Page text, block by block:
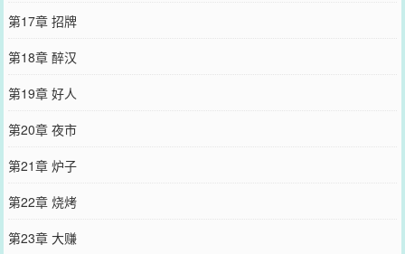
第17章 招牌
第18章 醉汉
第19章 好人
第20章 夜市
第21章 炉子
第22章 烧烤
第23章 大赚